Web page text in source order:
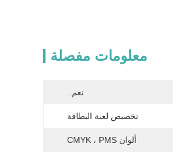
معلومات مفصلة
نعم..
تخصيص لعبة البطاقة
ألوان CMYK ، PMS